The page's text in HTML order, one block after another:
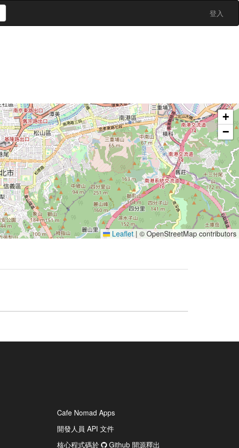
登入
+
−
Leaflet | © OpenStreetMap contributors
Cafe Nomad Apps
開發人員 API 文件
核心程式碼於
Github 開源釋出